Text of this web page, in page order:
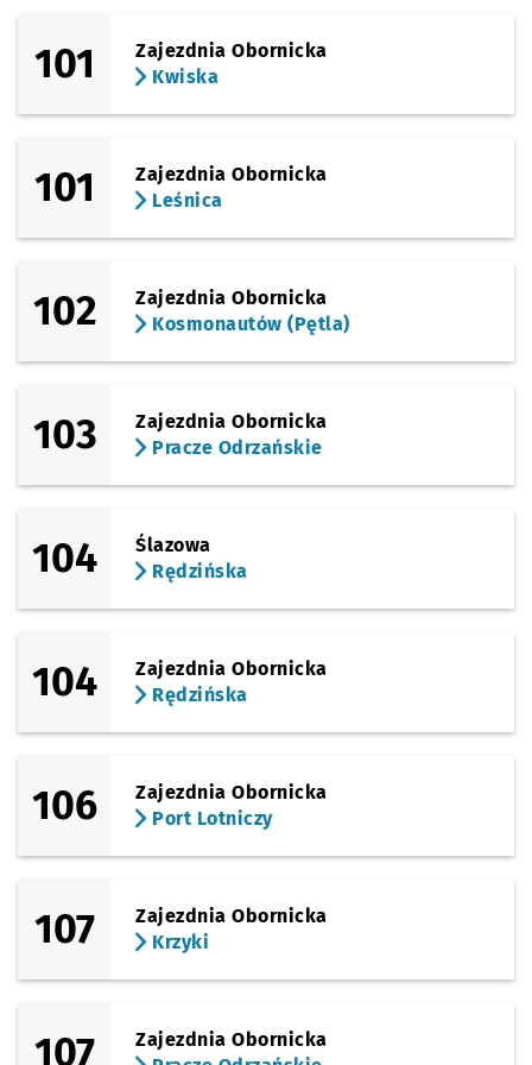
101
Zajezdnia Obornicka
Kwiska
101
Zajezdnia Obornicka
Leśnica
102
Zajezdnia Obornicka
Kosmonautów (Pętla)
103
Zajezdnia Obornicka
Pracze Odrzańskie
104
Ślazowa
Rędzińska
104
Zajezdnia Obornicka
Rędzińska
106
Zajezdnia Obornicka
Port Lotniczy
107
Zajezdnia Obornicka
Krzyki
107
Zajezdnia Obornicka